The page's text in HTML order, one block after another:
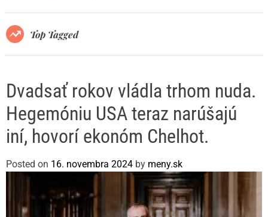
e
Top Tagged
Dvadsať rokov vládla trhom nuda.
Hegemóniu USA teraz narúšajú
iní, hovorí ekonóm Chelhot.
Posted on 16. novembra 2024 by meny.sk